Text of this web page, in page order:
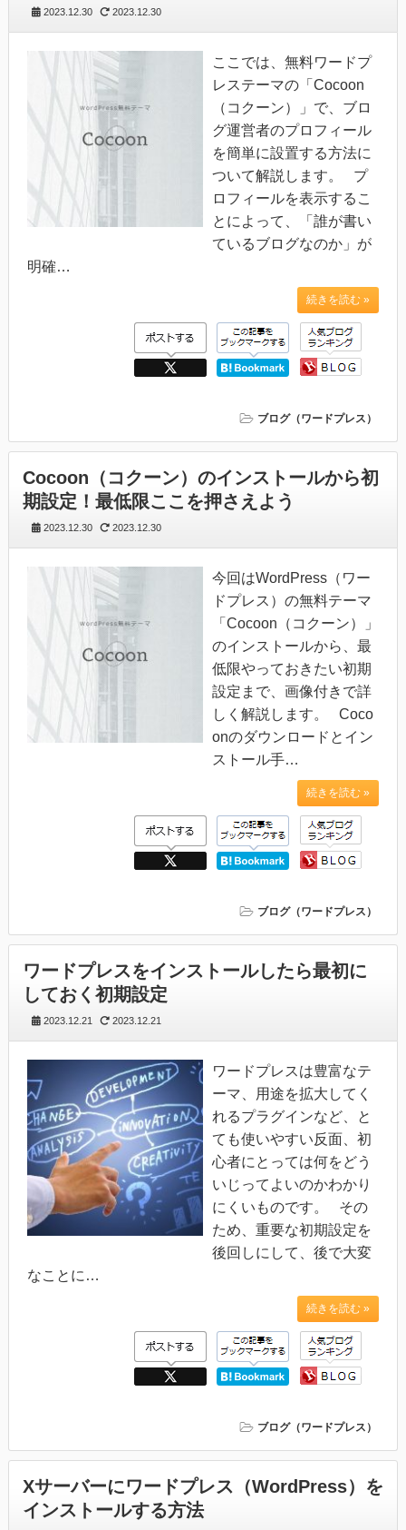
2023.12.30 2023.12.30
ここでは、無料ワードプ
レステーマの「Cocoon
（コクーン）」で、ブロ
グ運営者のプロフィール
を簡単に設置する方法に
ついて解説します。 プ
ロフィールを表示するこ
とによって、「誰が書い
ているブログなのか」が
明確…
続きを読む »
ブログ（ワードプレス）
Cocoon（コクーン）のインストールから初
期設定！最低限ここを押さえよう
2023.12.30 2023.12.30
今回はWordPress（ワー
ドプレス）の無料テーマ
「Cocoon（コクーン）」
のインストールから、最
低限やっておきたい初期
設定まで、画像付きで詳
しく解説します。 Coco
onのダウンロードとイン
ストール手…
続きを読む »
ブログ（ワードプレス）
ワードプレスをインストールしたら最初に
しておく初期設定
2023.12.21 2023.12.21
ワードプレスは豊富なテ
ーマ、用途を拡大してく
れるプラグインなど、と
ても使いやすい反面、初
心者にとっては何をどう
いじってよいのかわかり
にくいものです。 その
ため、重要な初期設定を
後回しにして、後で大変
なことに…
続きを読む »
ブログ（ワードプレス）
Xサーバーにワードプレス（WordPress）を
インストールする方法